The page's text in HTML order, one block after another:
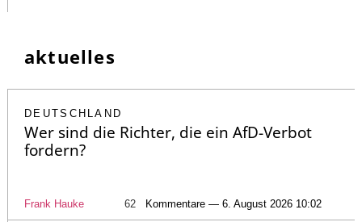
aktuelles
DEUTSCHLAND
Wer sind die Richter, die ein AfD-Verbot
fordern?
Frank Hauke 62 Kommentare — 6. August 2026 10:02